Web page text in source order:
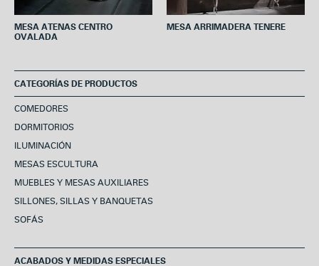
MESA ATENAS CENTRO
OVALADA
MESA ARRIMADERA TENERE
CATEGORÍAS DE PRODUCTOS
COMEDORES
DORMITORIOS
ILUMINACIÓN
MESAS ESCULTURA
MUEBLES Y MESAS AUXILIARES
SILLONES, SILLAS Y BANQUETAS
SOFÁS
ACABADOS Y MEDIDAS ESPECIALES